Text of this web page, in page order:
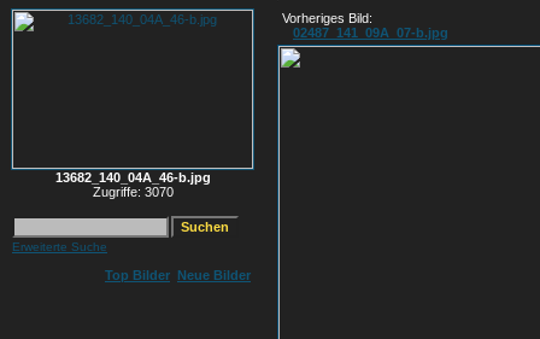
13682_140_04A_46-b.jpg
Zugriffe: 3070
Erweiterte Suche
Top Bilder Neue Bilder
Vorheriges Bild:
02487_141_09A_07-b.jpg